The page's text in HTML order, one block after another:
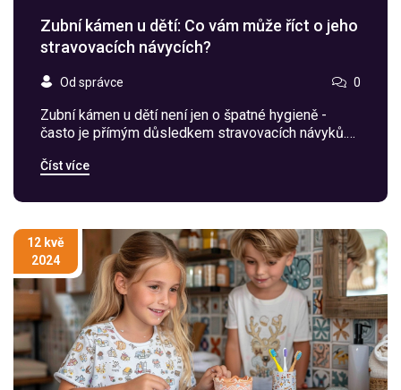
Zubní kámen u dětí: Co vám může říct o jeho
stravovacích návycích?
Od správce 0
Zubní kámen u dětí není jen o špatné hygieně -
často je přímým důsledkem stravovacích návyků.
Číst více
12 kvě
2024